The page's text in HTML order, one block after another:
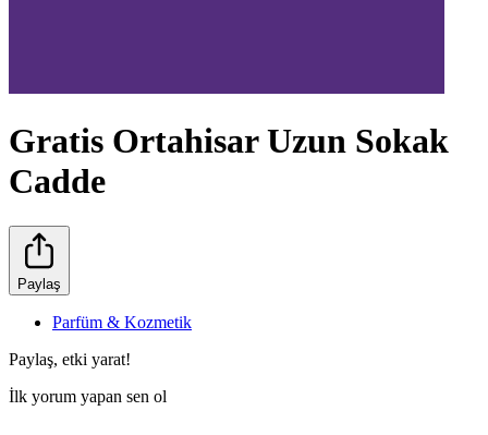
Gratis Ortahisar Uzun Sokak
Cadde
Paylaş
Parfüm & Kozmetik
Paylaş, etki yarat!
İlk yorum yapan sen ol